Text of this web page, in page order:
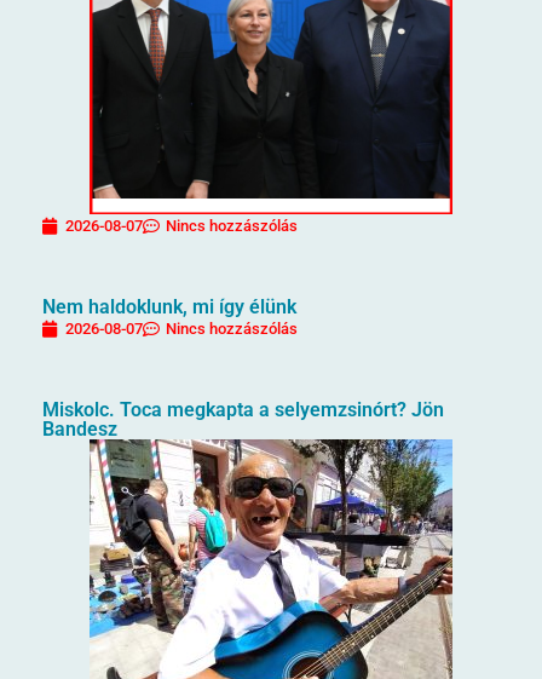
2026-08-07 Nincs hozzászólás
Nem haldoklunk, mi így élünk
2026-08-07 Nincs hozzászólás
Miskolc. Toca megkapta a selyemzsinórt? Jön
Bandesz